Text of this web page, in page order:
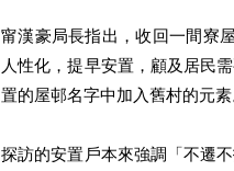
甯漢豪局長指出，收回一間寮
人性化，提早安置，顧及居民
置的屋邨名字中加入舊村的元素
探訪的安置戶本來強調「不遷